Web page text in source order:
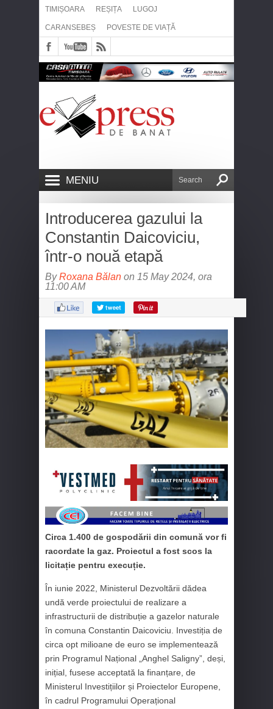
TIMIȘOARA REȘIȚA LUGOJ
CARANSEBEȘ POVESTE DE VIAȚĂ
MENIU
Introducerea gazului la
Constantin Daicoviciu,
într-o nouă etapă
ByRoxana Bălan on 15 May 2024, ora
11:00 AM
Circa 1.400 de gospodării din comună vor fi
racordate la gaz. Proiectul a fost scos la
licitație pentru execuție.
În iunie 2022, Ministerul Dezvoltării dădea
undă verde proiectului de realizare a
infrastructurii de distribuție a gazelor naturale
în comuna Constantin Daicoviciu. Investiția de
circa opt milioane de euro se implementează
prin Programul Național „Anghel Saligny”, deși,
inițial, fusese acceptată la finanțare, de
Ministerul Investițiilor și Proiectelor Europene,
în cadrul Programului Operațional